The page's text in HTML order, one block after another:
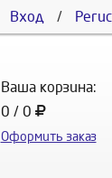
Вход /
Ваша корзина:
0 / 0
Оформить заказ